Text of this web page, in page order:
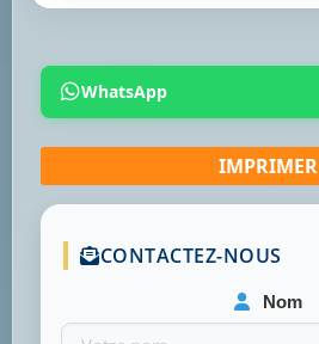
WhatsApp
CONTACTEZ-NOUS
Nom